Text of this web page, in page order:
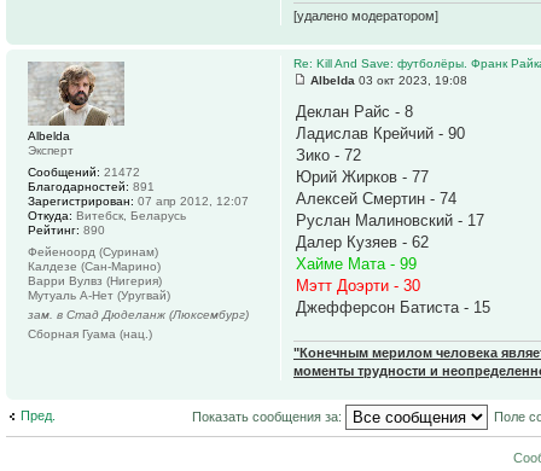
[удалено модератором]
Re: Kill And Save: футболёры. Франк
Albelda 03 окт 2023, 19:08
Деклан Райс - 8
Ладислав Крейчий - 90
Зико - 72
Юрий Жирков - 77
Алексей Смертин - 74
Руслан Малиновский - 17
Далер Кузяев - 62
Хайме Мата - 99
Мэтт Доэрти - 30
Джефферсон Батиста - 15
"Конечным мерилом человека
моменты трудности и
Albelda
Эксперт
Сообщений: 21472
Благодарностей: 891
Зарегистрирован: 07 апр 2012, 12:07
Откуда: Витебск, Беларусь
Рейтинг: 890
Фейеноорд (Суринам)
Калдезе (Сан-Марино)
Варри Вулвз (Нигерия)
Мутуаль А-Нет (Уругвай)
зам. в Стад Дюделанж (Люксембург)
Сборная Гуама (нац.)
Пред. Показать сообщения за: Поле